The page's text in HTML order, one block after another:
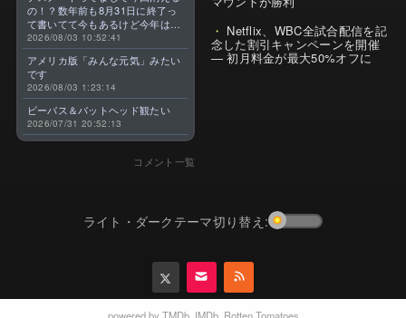
の！？数年前も8月31日に終了っ
て書いてて今もあるけど今年はま
じのやつ！？よくわからん！！で
きればなくならないでほしい！平
成アニメを振り返らせてくれっ
っ！！！！！！！
2026/08/03 10:52:41
アメリカ版「みんな元気」みたい
です
2026/08/03 1:23:14
ビーバス＆バットヘッド観たい
2026/07/31 20:52:13
コメント一覧
Netflix、WBC全試合配信を記
念した割引キャンペーンを開催
— 初月料金が最大50%オフに
ライト・ダークテーマ切り替え:
powered by TMDb, IMDb, Rotten Tomatoes